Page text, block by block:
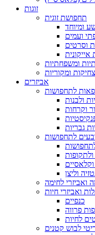
זוגות
תחפושת זוגית
ומיוחד
ועמים
וסרטים
אייקונית
ומשפחתיות
ומקוריות
אביזרים
פאות לתחפושות
ולבנות
וקרחות
גבריות
לתחפושות
וליצן
ואביזרי לחימה
ואביזרי חיות
כנפיים
פרווה
לחיות
לבוש קטנים